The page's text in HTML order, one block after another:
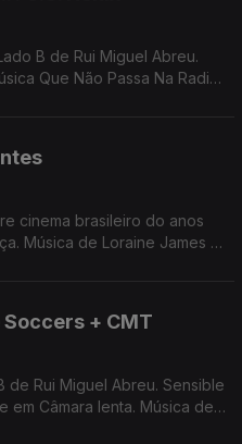
B de Rui Miguel Abreu.
Que Não Passa Na Radio.
cinema brasileiro do anos
Música de Loraine James +
+ CMT
de Rui Miguel Abreu. Sensible
em Câmara lenta. Música de